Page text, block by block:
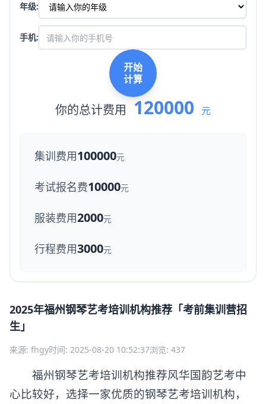
年级:
手机:
开始
计算
你的总计费用 120000 元
集训费用100000元
考试报名费10000元
服装费用2000元
行程费用3000元
2025年福州钢琴艺考培训机构推荐「考前集训营招
生」
来源: fhgy时间: 2025-08-20 10:52:37浏览: 437
福州钢琴艺考培训机构推荐风华国韵艺考中
心比较好，选择一家优质的钢琴艺考培训机构，